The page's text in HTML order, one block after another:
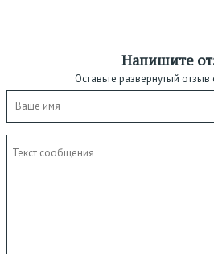
Напишите
Оставьте развернутый отзыв